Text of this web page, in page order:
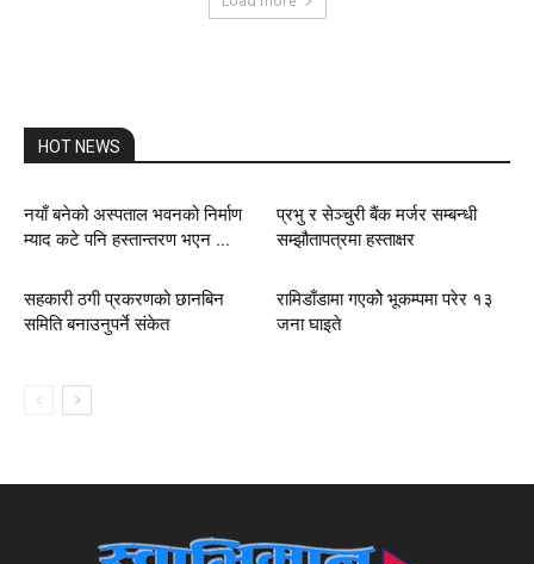
HOT NEWS
नयाँ बनेको अस्पताल भवनको निर्माण
म्याद कटे पनि हस्तान्तरण भएन ...
प्रभु र सेञ्चुरी बैंक मर्जर सम्बन्धी
सम्झौतापत्रमा हस्ताक्षर
सहकारी ठगी प्रकरणको छानबिन
समिति बनाउनुपर्ने संकेत
रामिडाँडामा गएकोे भूकम्पमा परेर १३
जना घाइते